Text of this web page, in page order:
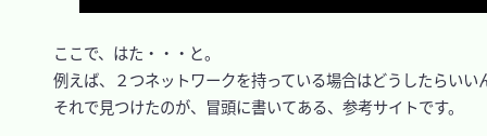
ここで、はた・・・と。
例えば、２つネットワークを持っている場合はどうしたらいい
それで見つけたのが、冒頭に書いてある、参考サイトです。